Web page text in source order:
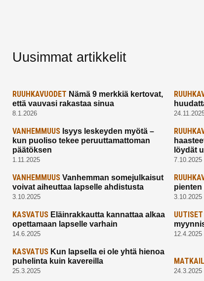
Uusimmat artikkelit
RUUHKAVUODET Nämä 9 merkkiä kertovat,
että vauvasi rakastaa sinua
8.1.2026
VANHEMMUUS Isyys leskeyden myötä –
kun puoliso tekee peruuttamattoman
päätöksen
1.11.2025
löydät
7.10.2025
VANHEMMUUS Vanhemman somejulkaisut
voivat aiheuttaa lapselle ahdistusta
3.10.2025
pienten
3.10.2025
KASVATUS Eläinrakkautta kannattaa alkaa
opettamaan lapselle varhain
14.6.2025
UUTISET
12.4.2025
KASVATUS Kun lapsella ei ole yhtä hienoa
puhelinta kuin kavereilla
25.3.2025 24.3.2025